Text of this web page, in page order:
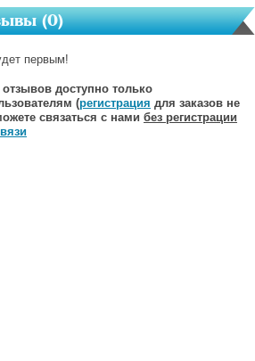
(0)
первым!
доступно только
(регистрация для заказов не
связаться с нами без регистрации